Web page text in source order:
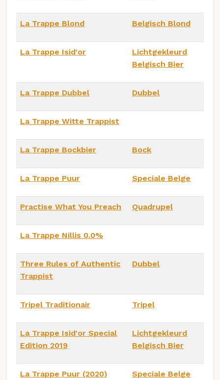
La Trappe Blond Belgisch Blond
La Trappe Isid'or
Lichtgekleurd
Belgisch Bier
La Trappe Dubbel Dubbel
La Trappe Witte Trappist
La Trappe Bockbier Bock
La Trappe Puur Speciale Belge
Practise What You Preach Quadrupel
La Trappe Nillis 0.0%
Three Rules of Authentic
Trappist
Dubbel
Tripel Traditionair Tripel
La Trappe Isid'or Special
Edition 2019
Lichtgekleurd
Belgisch Bier
La Trappe Puur (2020) Speciale Belge